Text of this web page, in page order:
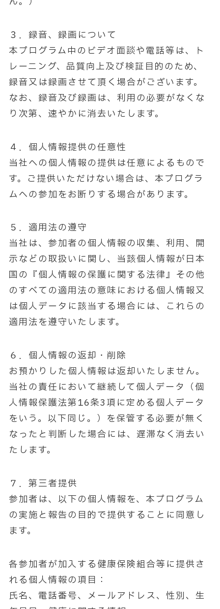
３．録音、録画について
本プログラム中のビデオ面談や電話等は、ト
レーニング、品質向上及び検証目的のため、
録音又は録画させて頂く場合がございます。
なお、録音及び録画は、利用の必要がなくな
り次第、速やかに消去いたします。
４．個人情報提供の任意性
当社への個人情報の提供は任意によるもので
す。ご提供いただけない場合は、本プログラ
ムへの参加をお断りする場合があります。
５．適用法の遵守
当社は、参加者の個人情報の収集、利用、開
示などの取扱いに関し、当該個人情報が日本
国の『個人情報の保護に関する法律』その他
のすべての適用法の意味における個人情報又
は個人データに該当する場合には、これらの
適用法を遵守いたします。
６．個人情報の返却・削除
お預かりした個人情報は返却いたしません。
当社の責任において継続して個人データ（個
人情報保護法第16条3項に定める個人データ
をいう。以下同じ。）を保管する必要が無く
なったと判断した場合には、遅滞なく消去い
たします。
７．第三者提供
参加者は、以下の個人情報を、本プログラム
の実施と報告の目的で提供することに同意し
ます。
各参加者が加入する健康保険組合等に提供さ
れる個人情報の項目：
氏名、電話番号、メールアドレス、性別、生